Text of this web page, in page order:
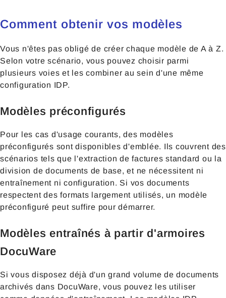
Comment obtenir vos modèles
Vous n'êtes pas obligé de créer chaque modèle de A à Z.
Selon votre scénario, vous pouvez choisir parmi
plusieurs voies et les combiner au sein d'une même
configuration IDP.
Modèles préconfigurés
Pour les cas d'usage courants, des modèles
préconfigurés sont disponibles d'emblée. Ils couvrent des
scénarios tels que l'extraction de factures standard ou la
division de documents de base, et ne nécessitent ni
entraînement ni configuration. Si vos documents
respectent des formats largement utilisés, un modèle
préconfiguré peut suffire pour démarrer.
Modèles entraînés à partir d'armoires
DocuWare
Si vous disposez déjà d'un grand volume de documents
archivés dans DocuWare, vous pouvez les utiliser